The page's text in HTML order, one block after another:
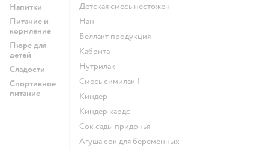
Напитки
Питание и
кормление
Пюре для
детей
Сладости
Спортивное
питание
детская смесь нестожен
нан
беллакт продукция
кабрита
нутрилак
смесь симилак 1
киндер
киндер кардс
сок сады придонья
агуша сок для беременных